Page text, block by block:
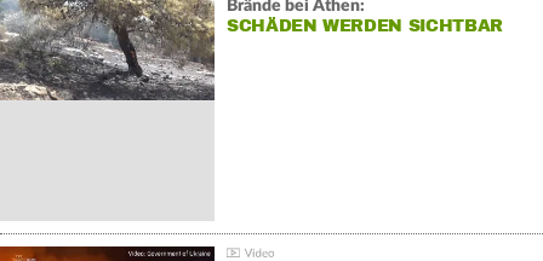
Brände bei Athen:
SCHÄDEN WERDEN SICHTBAR